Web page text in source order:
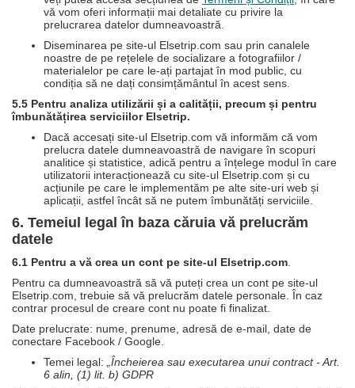
vă vom oferi informații mai detaliate cu privire la
prelucrarea datelor dumneavoastră.
Diseminarea pe site-ul Elsetrip.com sau prin canalele
noastre de pe rețelele de socializare a fotografiilor /
materialelor pe care le-ați partajat în mod public, cu
condiția să ne dați consimțământul în acest sens.
5.5 Pentru analiza utilizării și a calității, precum și pentru
îmbunătățirea serviciilor Elsetrip.
Dacă accesați site-ul Elsetrip.com vă informăm că vom
prelucra datele dumneavoastră de navigare în scopuri
analitice și statistice, adică pentru a înțelege modul în care
utilizatorii interacționează cu site-ul Elsetrip.com și cu
acțiunile pe care le implementăm pe alte site-uri web și
aplicații, astfel încât să ne putem îmbunătăți serviciile.
6. Temeiul legal în baza căruia vă prelucrăm
datele
6.1 Pentru a vă crea un cont pe site-ul Elsetrip.com
Pentru ca dumneavoastră să vă puteți crea un cont pe site-ul
Elsetrip.com, trebuie să vă prelucrăm datele personale. În caz
contrar procesul de creare cont nu poate fi finalizat.
Date prelucrate: nume, prenume, adresă de e-mail, date de
conectare Facebook / Google.
Temei legal:
„Încheierea sau executarea unui contract - Art.
6 alin, (1) lit. b) GDPR